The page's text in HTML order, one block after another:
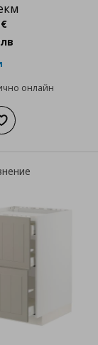
€
лв
онлайн
στο καλάθι
Добави към